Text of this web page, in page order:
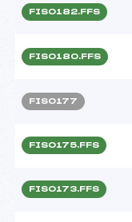
FIS0182.FFS
FIS0180.FFS
FIS0177
FIS0175.FFS
FIS0173.FFS